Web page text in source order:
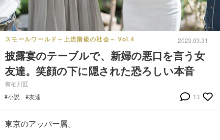
スモールワールド～上流階級の社会～ Vol.4 2023.03.31
披露宴のテーブルで、新婦の悪口を言う女
友達。笑顔の下に隠された恐ろしい本音
有栖川匠
#小説
#友達 13
東京のアッパー層。